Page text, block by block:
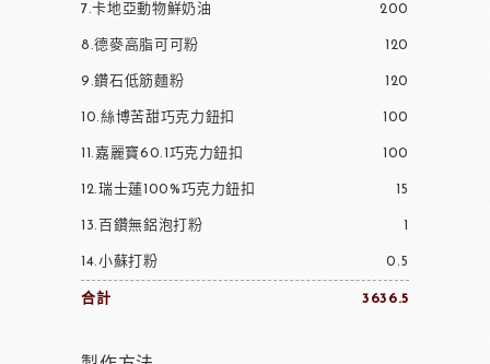
7.卡地亞動物鮮奶油 200
8.德麥高脂可可粉 120
9.鑽石低筋麵粉 120
10.絲博苦甜巧克力鈕扣 100
11.嘉麗寶60.1巧克力鈕扣 100
12.瑞士蓮100%巧克力鈕扣 15
13.百鑽無鋁泡打粉
14.小蘇打粉 0.5
合計 3636.5